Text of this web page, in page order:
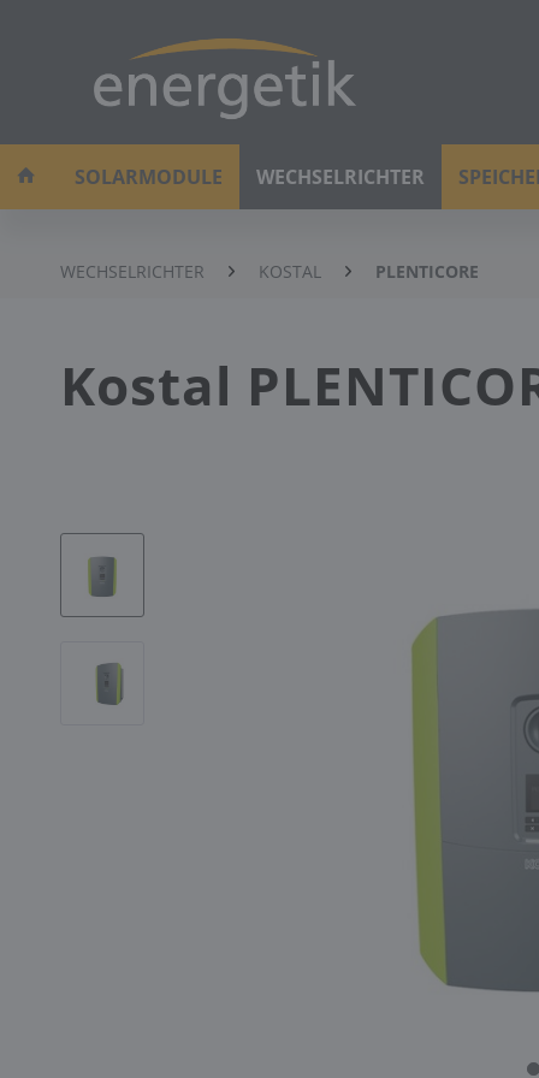
SOLARMODULE WECHSELRICHTER
WECHSELRICHTER KOSTAL PLENTICORE
Kostal